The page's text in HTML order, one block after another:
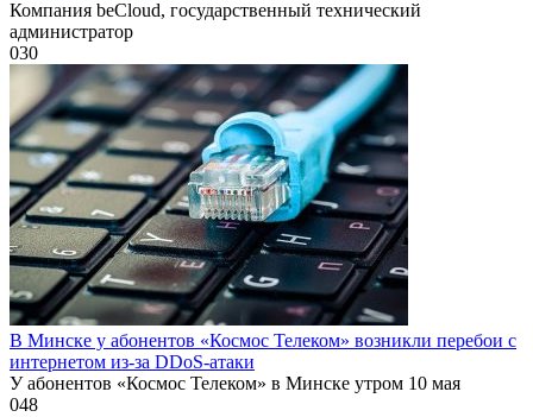
Компания beCloud, государственный технический
администратор
030
В Минске у абонентов «Космос Телеком» возникли перебои с
интернетом из-за DDoS-атаки
У абонентов «Космос Телеком» в Минске утром 10 мая
048